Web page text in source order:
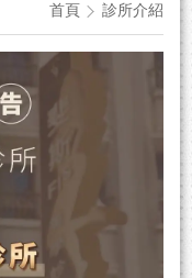
首頁 診所介紹